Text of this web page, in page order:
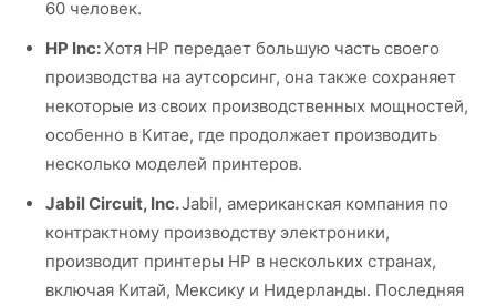
60 человек.
HP Inc:Хотя HP передает большую часть своего
производства на аутсорсинг, она также сохраняет
некоторые из своих производственных мощностей,
особенно в Китае, где продолжает производить
несколько моделей принтеров.
Jabil Circuit, Inc.Jabil, американская компания по
контрактному производству электроники,
производит принтеры HP в нескольких странах,
включая Китай, Мексику и Нидерланды. Последняя